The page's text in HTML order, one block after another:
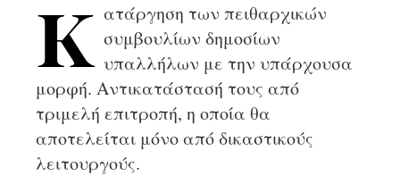
Κ ατάργηση των πειθαρχικών
συμβουλίων δημοσίων
υπαλλήλων με την υπάρχουσα
μορφή. Αντικατάστασή τους από
τριμελή επιτροπή, η οποία θα
αποτελείται μόνο από δικαστικούς
λειτουργούς.